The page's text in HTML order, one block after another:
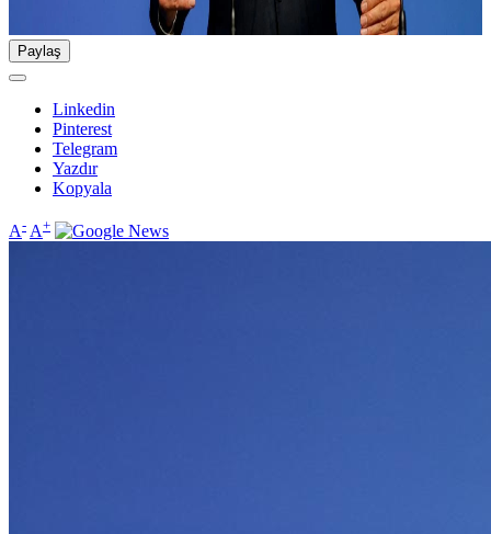
Paylaş
Linkedin
Pinterest
Telegram
Yazdır
Kopyala
A- A+